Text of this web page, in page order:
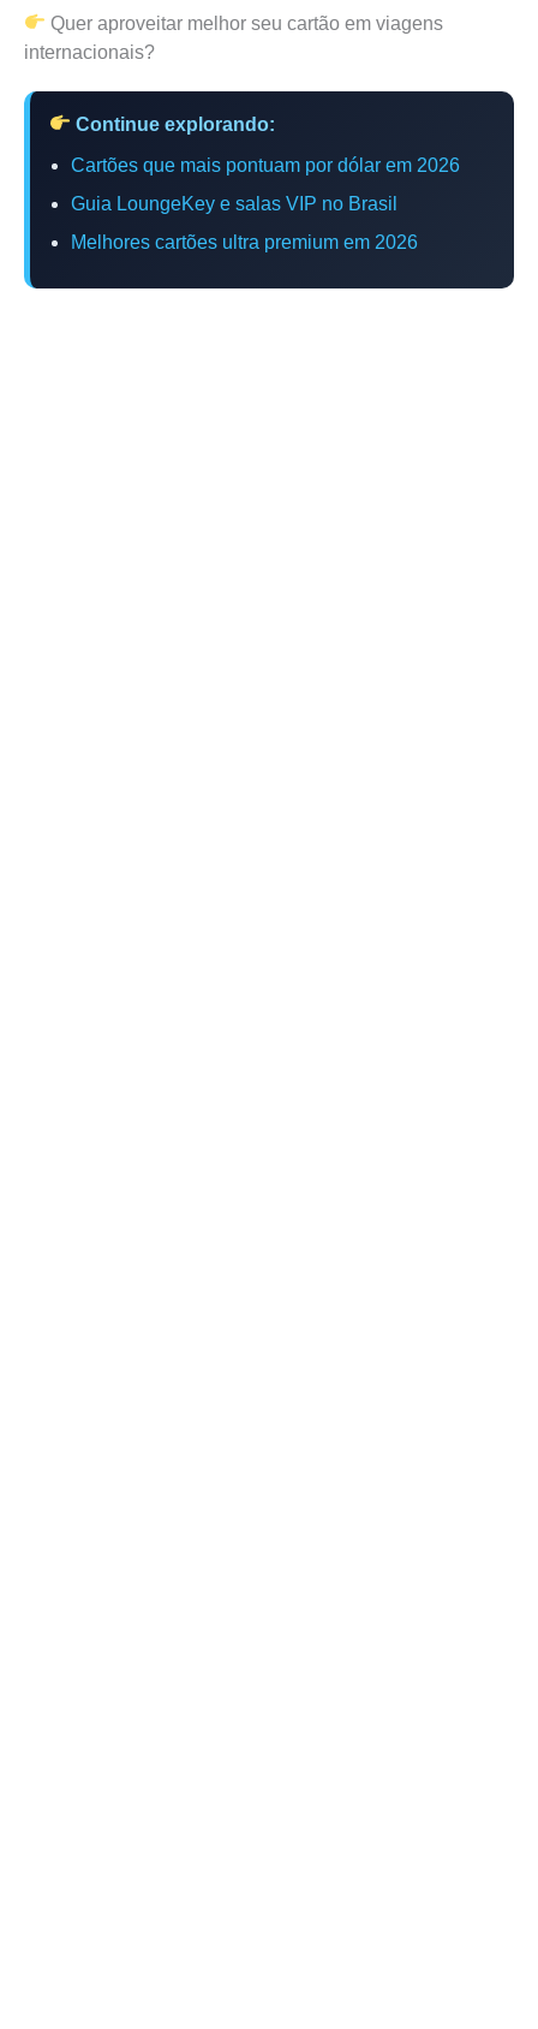
Quer aproveitar melhor seu cartão em viagens
internacionais?
Continue explorando:
Cartões que mais pontuam por dólar em 2026
Guia LoungeKey e salas VIP no Brasil
Melhores cartões ultra premium em 2026